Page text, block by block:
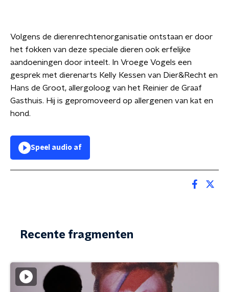
Volgens de dierenrechtenorganisatie ontstaan er door
het fokken van deze speciale dieren ook erfelijke
aandoeningen door inteelt. In Vroege Vogels een
gesprek met dierenarts Kelly Kessen van Dier&Recht en
Hans de Groot, allergoloog van het Reinier de Graaf
Gasthuis. Hij is gepromoveerd op allergenen van kat en
hond.
Speel audio af
Recente fragmenten